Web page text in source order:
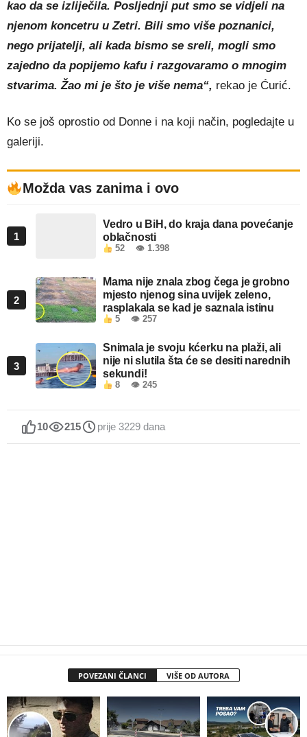
kao da se izliječila. Posljednji put smo se vidjeli na
njenom koncetru u Zetri. Bili smo više poznanici,
nego prijatelji, ali kada bismo se sreli, mogli smo
zajedno da popijemo kafu i razgovaramo o mnogim
stvarima. Žao mi je što je više nema“, rekao je Ćurić.
Ko se još oprostio od Donne i na koji način, pogledajte u
galeriji.
Možda vas zanima i ovo
1
Vedro u BiH, do kraja dana povećanje
oblačnosti
52 👁 1.398
2
Mama nije znala zbog čega je grobno
mjesto njenog sina uvijek zeleno,
rasplakala se kad je saznala istinu
5 👁 257
3
Snimala je svoju kćerku na plaži, ali
nije ni slutila šta će se desiti narednih
sekundi!
8 👁 245
10 215 prije 3229 dana
POVEZANI ČLANCI VIŠE OD AUTORA